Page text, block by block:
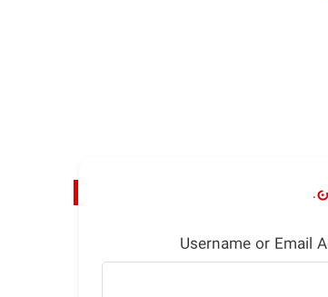
Username or Email